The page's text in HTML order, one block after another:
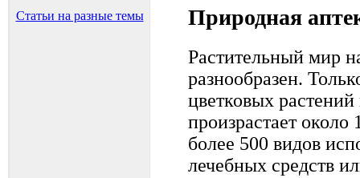
Статьи на разные темы
Природная
Растительный мир
разнообразен.
цветковых
произрастает
более 500 видов
лечебных средств